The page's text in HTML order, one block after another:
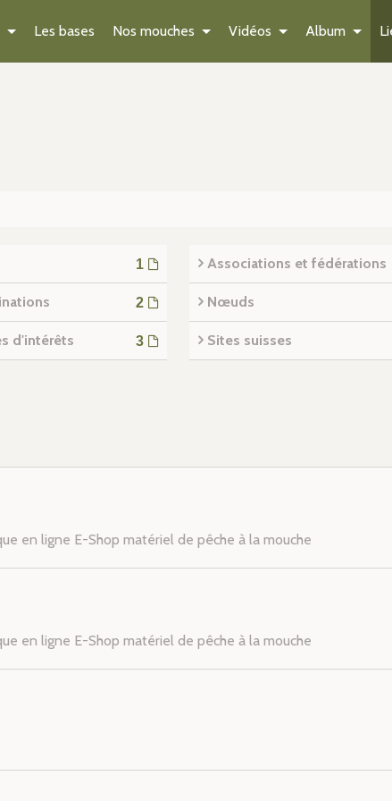
Les bases Nos mouches Vidéos Album
1 Associations et fédérations
2 Nœuds
d'intérêts 3 Sites suisses
en ligne E-Shop matériel de pêche à la mouche
en ligne E-Shop matériel de pêche à la mouche